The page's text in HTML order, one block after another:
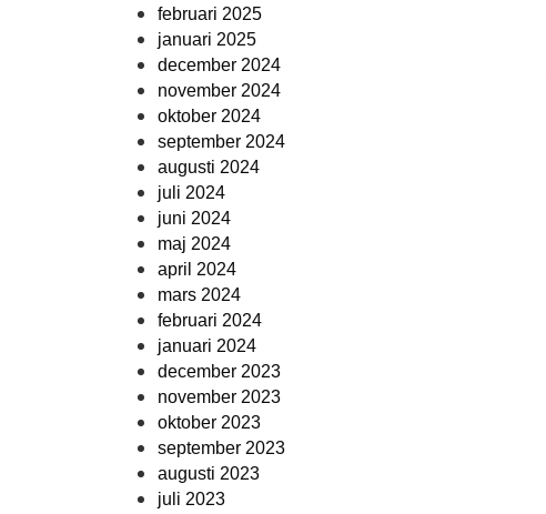
februari 2025
januari 2025
december 2024
november 2024
oktober 2024
september 2024
augusti 2024
juli 2024
juni 2024
maj 2024
april 2024
mars 2024
februari 2024
januari 2024
december 2023
november 2023
oktober 2023
september 2023
augusti 2023
juli 2023